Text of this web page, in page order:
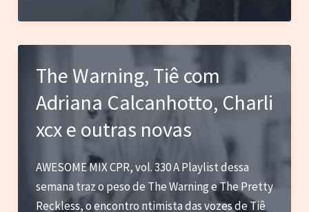
Shake,
Violet
Softcult
e
novas
The Warning, Tiê com
Adriana Calcanhotto, Charli
xcx e outras novas
AWESOME MIX CPR, vol. 330 A Playlist dessa
semana traz o peso de The Warning e The Pretty
Reckless, o encontro ntimista das vozes de Tiê